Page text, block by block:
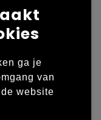
ga je
van
website